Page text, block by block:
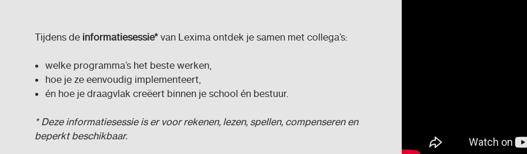
Tijdens de informatiesessie*van Lexima ontdek je samen met collega’s:
welke programma’s het beste werken,
hoe je ze eenvoudig implementeert,
én hoe je draagvlak creëert binnen je school én bestuur.
* Deze informatiesessie is er voor rekenen, lezen, spellen, compenseren en
beperkt beschikbaar.